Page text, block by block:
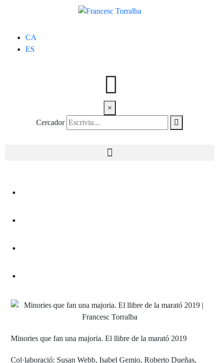
CA
ES
×
Cercador
Minories que fan una majoria. El llibre de la marató 2019
Col·laboració: Susan Webb, Isabel Gemio, Roberto Dueñas,